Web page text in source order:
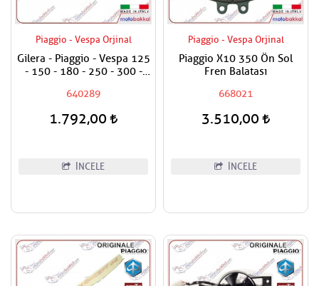
Piaggio - Vespa Orjinal
Gilera - Piaggio - Vespa 125
- 150 - 180 - 250 - 300 -
640289
1.792,00
İNCELE
Piaggio - Vespa Orjinal
Piaggio X10 350 Ön Sol
Fren Balatası
668021
3.510,00
İNCELE